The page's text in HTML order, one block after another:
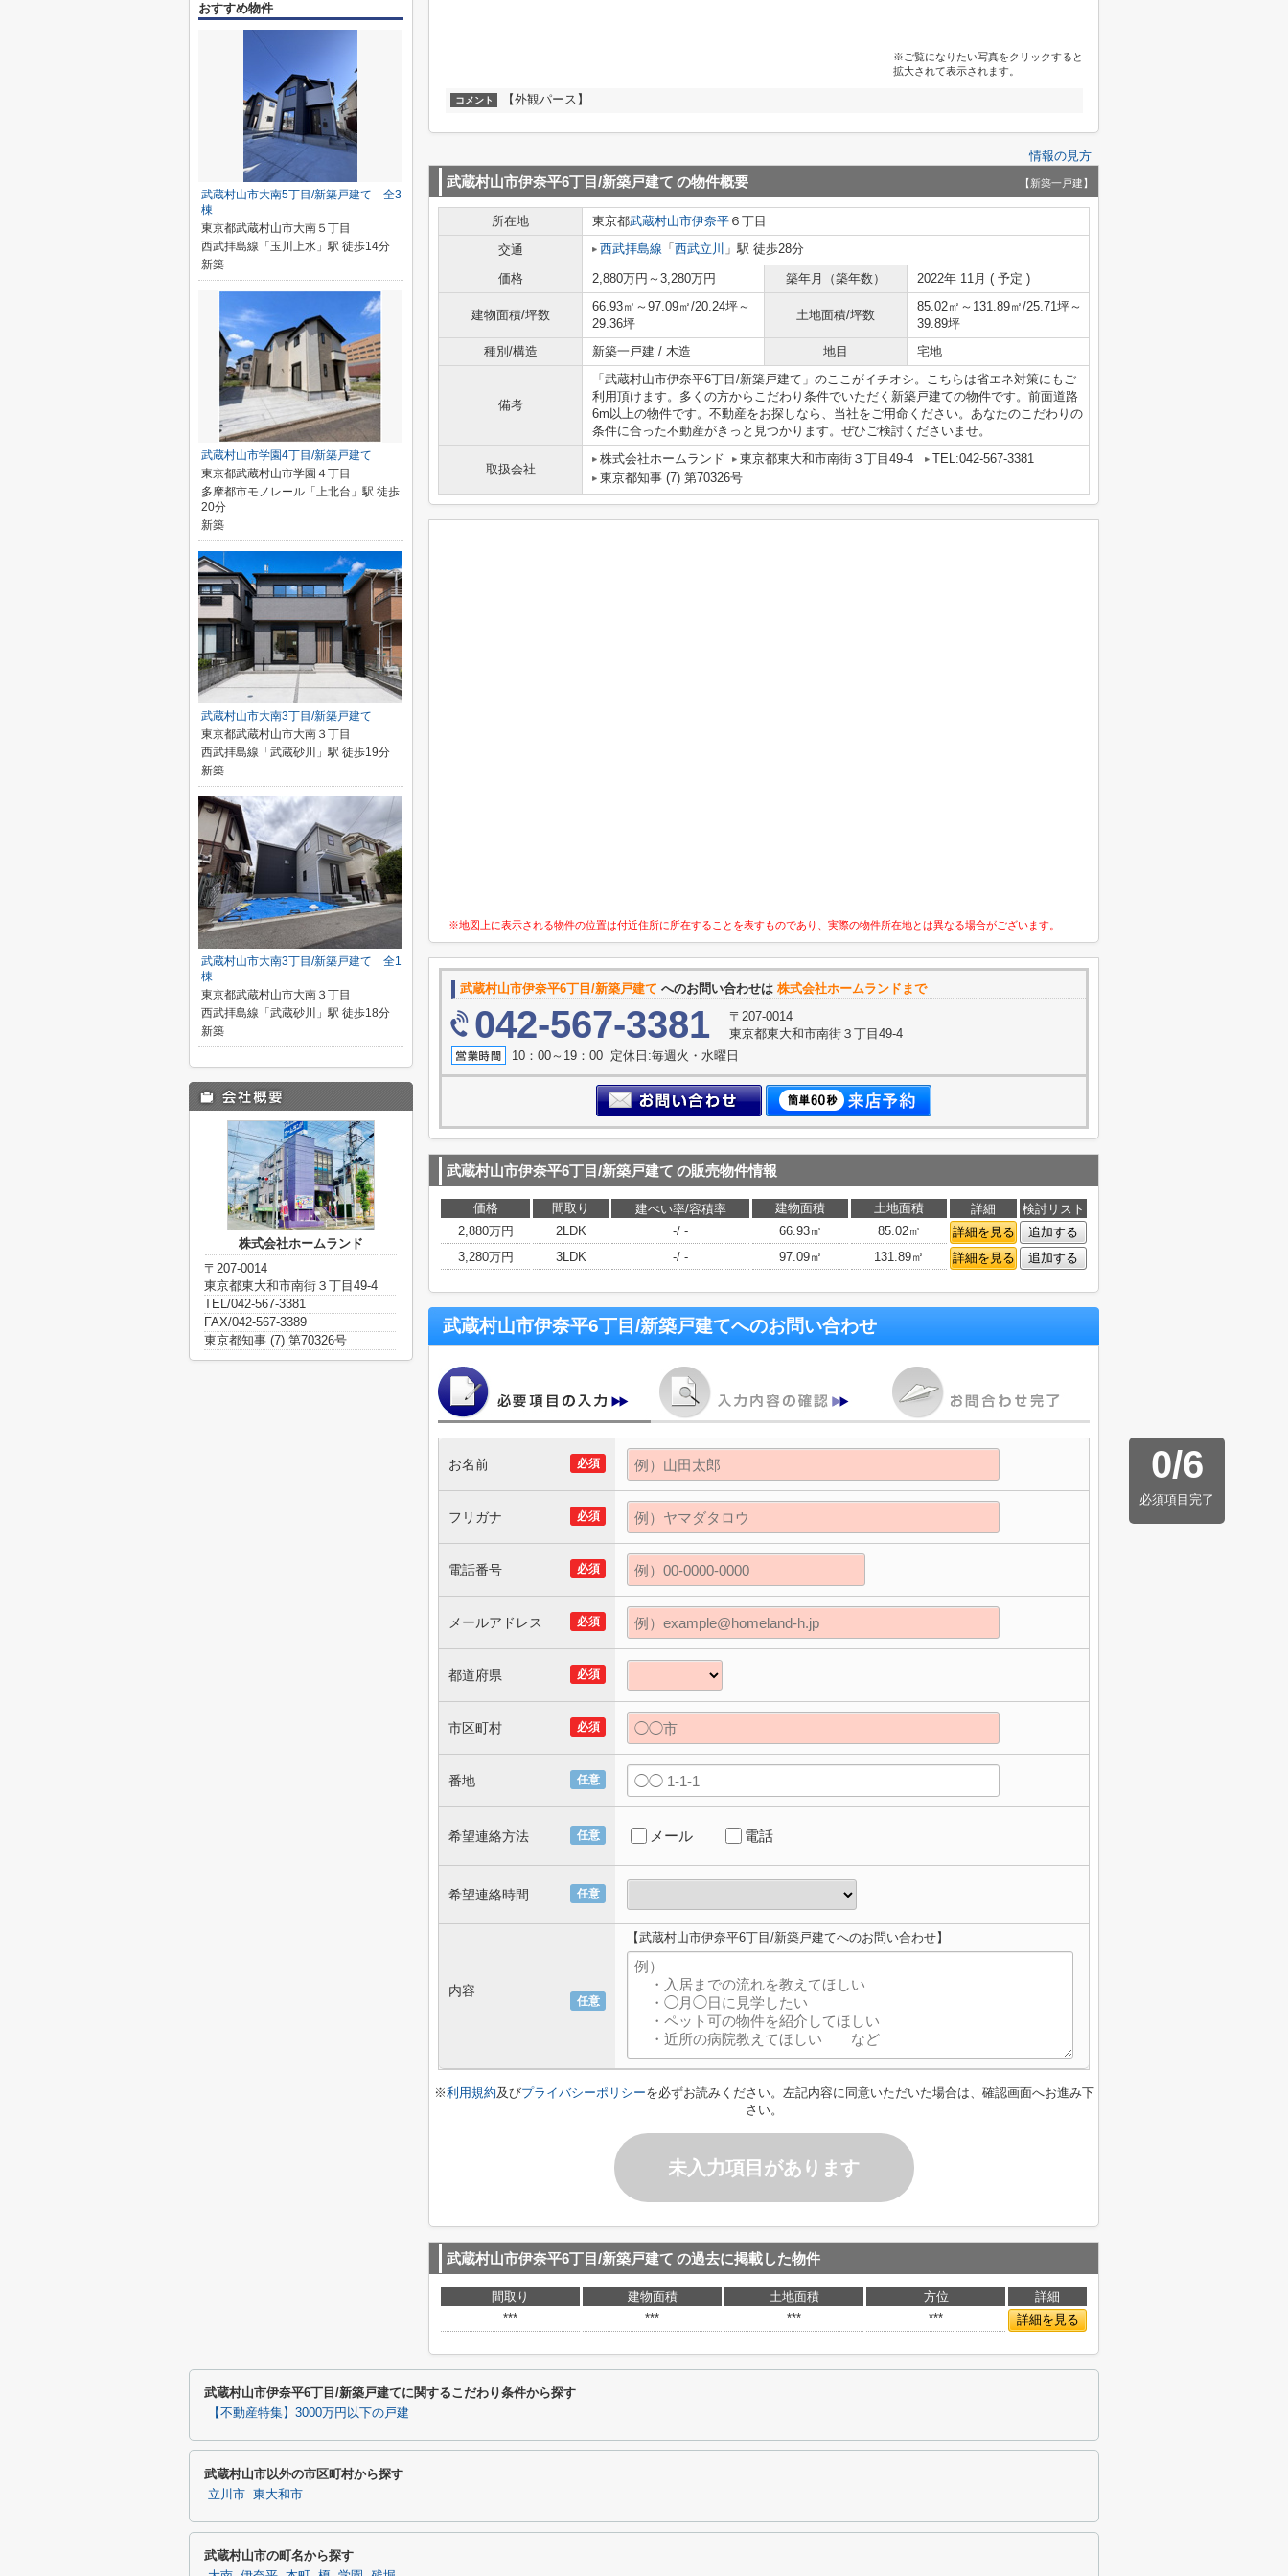
※ご覧になりたい写真をクリックすると
拡大されて表示されます。
コメント 【外観パース】
情報の見方
武蔵村山市伊奈平6丁目/新築戸建て の物件概要 【新築一戸建】
所在地 東京都武蔵村山市伊奈平 ６丁目
交通
西武拝島線 「 西武立川 」駅 徒歩28分
価格 2,880万円～3,280万円 築年月（築年数） 2022年 11月 ( 予定 )
建物面積/坪数
66.93㎡～97.09㎡/20.24坪～
29.36坪
土地面積/坪数
85.02㎡～131.89㎡/25.71坪～
39.89坪
種別/構造
新築一戸建 / 木造 地目 宅地
備考
「武蔵村山市伊奈平6丁目/新築戸建て」のここがイチオシ。こちらは省エネ対策にもご
利用頂けます。多くの方からこだわり条件でいただく新築戸建ての物件です。前面道路
6m以上の物件です。不動産をお探しなら、当社をご用命ください。あなたのこだわりの
条件に合った不動産がきっと見つかります。ぜひご検討くださいませ。
取扱会社
株式会社ホームランド 東京都東大和市南街３丁目49-4
TEL:042-567-3381
東京都知事 (7) 第70326号
※地図上に表示される物件の位置は付近住所に所在することを表すものであり、実際の物件所在地とは異なる場合がございます。
武蔵村山市伊奈平6丁目/新築戸建て へのお問い合わせは 株式会社ホームランドまで
042-567-3381
〒207-0014
東京都東大和市南街３丁目49-4
10：00～19：00 定休日:毎週火・水曜日
武蔵村山市伊奈平6丁目/新築戸建て の販売物件情報
価格 間取り 建ぺい率/容積率 建物面積 土地面積 詳細
検討リスト
2,880万円
2LDK -/ - 66.93㎡ 85.02㎡ 詳細を見る
追加する
3,280万円
3LDK -/ - 97.09㎡ 131.89㎡ 詳細を見る 追加する
武蔵村山市伊奈平6丁目/新築戸建てへのお問い合わせ
0/6
必須項目完了
必須
お名前
必須
フリガナ
必須
電話番号
必須
メールアドレス
必須
都道府県
必須
市区町村
任意
番地
任意
希望連絡方法 メール 電話
任意
希望連絡時間
任意
内容
【武蔵村山市伊奈平6丁目/新築戸建てへのお問い合わせ】
※利用規約及びプライバシーポリシーを必ずお読みください。左記内容に同意いただいた場合は、確認画面へお進み下
さい。
未入力項目があります
武蔵村山市伊奈平6丁目/新築戸建て の過去に掲載した物件
間取り 建物面積 土地面積 方位
詳細
***
*** *** *** 詳細を見る
おすすめ物件
武蔵村山市大南5丁目/新築戸建て 全3
棟
東京都武蔵村山市大南５丁目
西武拝島線「玉川上水」駅 徒歩14分
新築
武蔵村山市学園4丁目/新築戸建て
東京都武蔵村山市学園４丁目
多摩都市モノレール「上北台」駅 徒歩
20分
新築
武蔵村山市大南3丁目/新築戸建て
東京都武蔵村山市大南３丁目
西武拝島線「武蔵砂川」駅 徒歩19分
新築
武蔵村山市大南3丁目/新築戸建て 全1
棟
東京都武蔵村山市大南３丁目
西武拝島線「武蔵砂川」駅 徒歩18分
新築
株式会社ホームランド
〒207-0014
東京都東大和市南街３丁目49-4
TEL/042-567-3381
FAX/042-567-3389
東京都知事 (7) 第70326号
武蔵村山市伊奈平6丁目/新築戸建てに関するこだわり条件から探す
【不動産特集】3000万円以下の戸建
武蔵村山市以外の市区町村から探す
立川市 東大和市
武蔵村山市の町名から探す